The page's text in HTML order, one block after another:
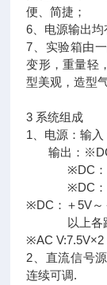
便、简捷；
6、电源输出均
7、实验箱由
变形，重量轻
型美观，造型气
3 系统组成
1、电源：输
输出：※DC
※DC：
※DC：-5V
※DC：＋5V～
以上各路输
※AC V:7.5V×2
2、直流信号
连续可调.